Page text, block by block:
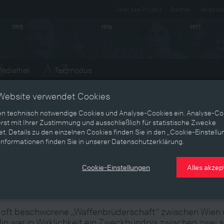
1915 1916 1917
Textmodus
Österreich-Ungarn
Deutschland als Partner und
oft beschworene „Waffenbrüderschaft“ zwischen Wien
verwendet Cookies
technisch notwendige Cookies und Analyse-Cookies ein. Analyse-
mit Ihrer Zustimmung und ausschließlich für statistische Zwecke
Details zu den einzelnen Cookies finden Sie in den „Cookie-
finden Sie in unserer Datenschutzerklärung.
Cookie-Einstellungen Alles